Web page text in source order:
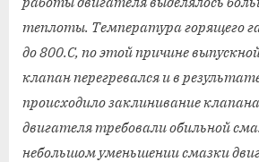
теплоты. Температура горящего
до 800.С, по этой причине
клапан перегревался и в
происходило заклинивание
двигателя требовали обильной
небольшом уменьшении смазки